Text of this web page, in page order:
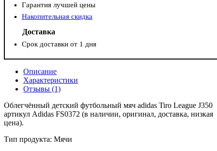
Гарантия лучшей цены
Накопительная скидка
Доставка
Срок доставки от 1 дня
Описание
Характеристики
Отзывы (1)
Облегчённый детский футбольный мяч adidas Tiro League J350
артикул Adidas FS0372 (в наличии, оригинал, доставка, низкая
цена).
Тип продукта: Мячи